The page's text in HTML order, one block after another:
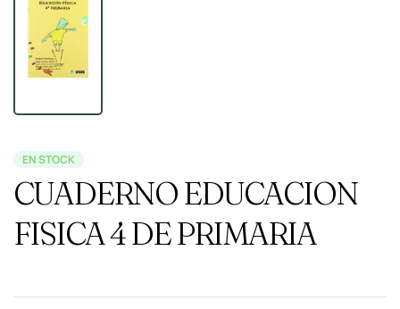
EN STOCK
CUADERNO EDUCACION
FISICA 4 DE PRIMARIA